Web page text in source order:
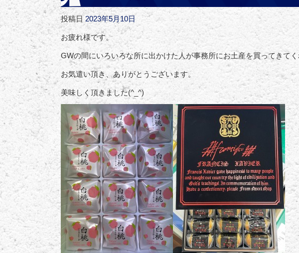
投稿日 2023年5月10日
お疲れ様です。
GWの間にいろいろな所に出かけた人が事務所にお土産を買ってきて
お気遣い頂き、ありがとうございます。
美味しく頂きました(^_^)